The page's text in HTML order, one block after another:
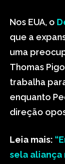
Nos EUA, o
que a
uma
Thomas
trabalha
enquanto
direção
Leia mais:
sela aliança